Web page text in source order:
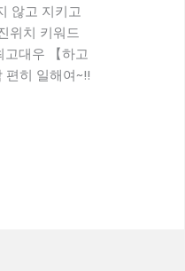
않고 지키고
위치 키워드
대우 【하고
편히 일해여~!!